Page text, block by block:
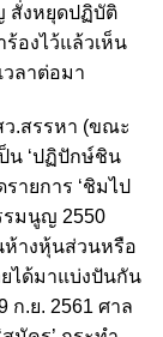
สั่งหยุดปฏิบัติ
องไว้แล้วเห็น
วลาต่อมา
ว.สรรหา (ขณะ
น ‘ปฏิปักษ์ชิน
ายการ ‘ชิมไป
รมนูญ 2550
ห้างหุ้นส่วนหรือ
ได้มาแบ่งปันกัน
ก.ย. 2561 ศาล